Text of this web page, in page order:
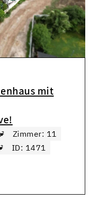
mit
Zimmer: 11
ID: 1471